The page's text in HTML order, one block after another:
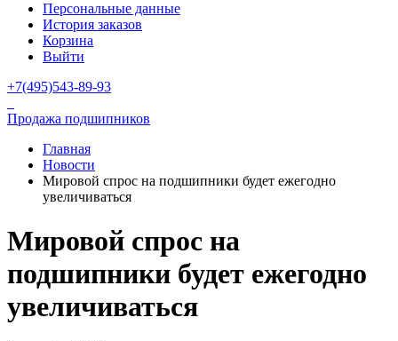
Персональные данные
История заказов
Корзина
Выйти
+7(495)543-89-93
Продажа подшипников
Главная
Новости
Мировой спрос на подшипники будет ежегодно
увеличиваться
Мировой спрос на
подшипники будет ежегодно
увеличиваться